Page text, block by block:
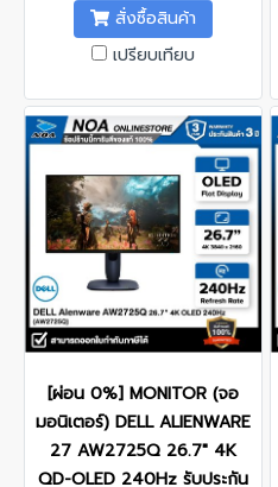
สั่งซื้อสินค้า
เปรียบเทียบ
[ผ่อน 0%] MONITOR (จอ
มอนิเตอร์) DELL ALIENWARE
27 AW2725Q 26.7" 4K
QD-OLED 240Hz รับประกัน